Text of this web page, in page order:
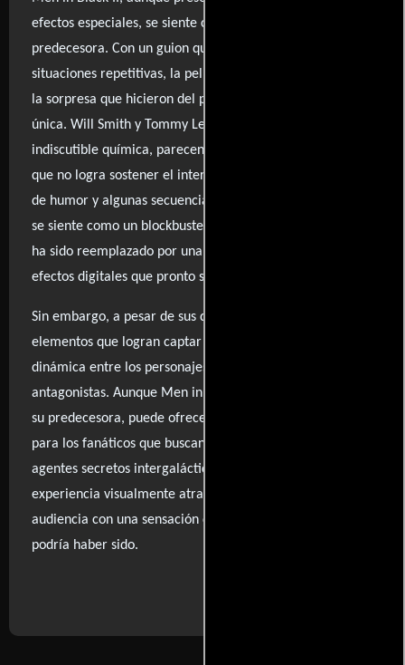
efectos especiales, se siente como una sombra de su
predecesora. Con un guion que abusa de referencias y
situaciones repetitivas, la película carece de la frescura y
la sorpresa que hicieron del primer filme una experiencia
única. Will Smith y Tommy Lee Jones, a pesar de su
indiscutible química, parecen ir a la deriva en una trama
que no logra sostener el interés. Aunque hay momentos
de humor y algunas secuencias entretenidas, la película
se siente como un blockbuster sin alma, donde el ingenio
ha sido reemplazado por una serie de gags predecibles y
efectos digitales que pronto se vuelven cansinos.
Sin embargo, a pesar de sus defectos evidentes, hay
elementos que logran captar la atención, como la
dinámica entre los personajes y la inclusión de nuevos
antagonistas. Aunque Men in Black II no logra superar a
su predecesora, puede ofrecer un entretenimiento ligero
para los fanáticos que buscan revivir el mundo de los
agentes secretos intergalácticos. Así, se convierte en una
experiencia visualmente atractiva, pero que deja a la
audiencia con una sensación de insatisfacción por lo que
podría haber sido.